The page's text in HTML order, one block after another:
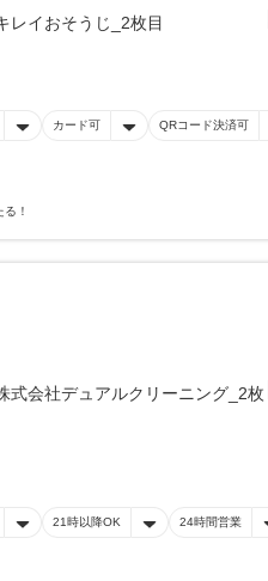
カード可 QRコード決済可
！
21時以降OK 24時間営業